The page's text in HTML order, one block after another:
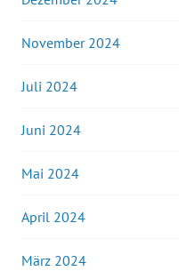
November 2024
Juli 2024
Juni 2024
Mai 2024
April 2024
März 2024